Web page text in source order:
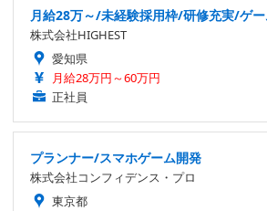
月給28万～/未経験採用枠/研修充実/ゲ
株式会社HIGHEST
愛知県
月給28万円～60万円
正社員
プランナー/スマホゲーム開発
株式会社コンフィデンス・プロ
東京都